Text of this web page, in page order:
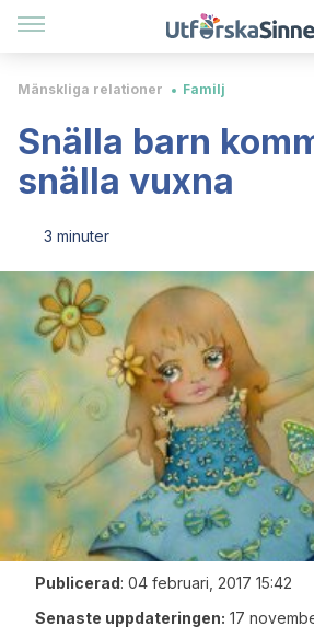
Mänskliga relationer Familj
Snälla barn
snälla vuxna
3 minuter
Publicerad: 04 februari, 2017 15:42
Senaste uppdateringen: 17